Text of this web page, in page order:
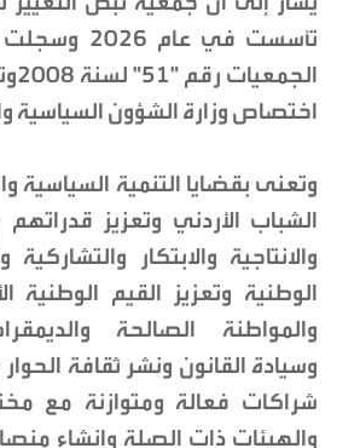
تأسست في
اختصاص وزارة الشؤون السياسية
وتعنى بقضايا التنمية السياسية
الشباب الأردني وتعزيز قدراتهم
والانتاجية والابتكار والتشاركية
الوطنية وتعزيز القيم الوطنية
والمواطنة الصالحة
وسيادة القانون ونشر ثقافة
شراكات فعالة ومتوازنة مع
والهيئات ذات الصلة وإنشاء